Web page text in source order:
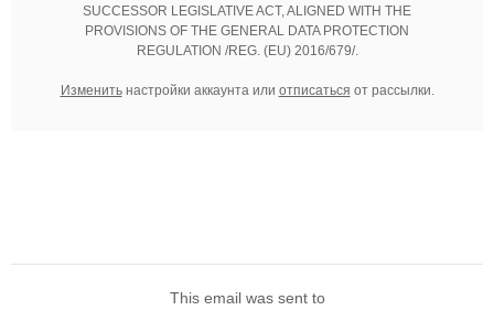
SUCCESSOR LEGISLATIVE ACT, ALIGNED WITH THE
PROVISIONS OF THE GENERAL DATA PROTECTION
REGULATION /REG. (EU) 2016/679/.
Изменитьнастройки аккаунта или отписаться от рассылки.
This email was sent to